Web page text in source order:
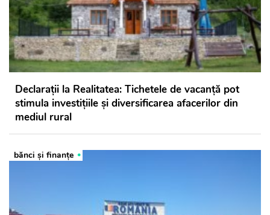
Declarații la Realitatea: Tichetele de vacanță pot
stimula investițiile și diversificarea afacerilor din
mediul rural
bănci şi finanţe